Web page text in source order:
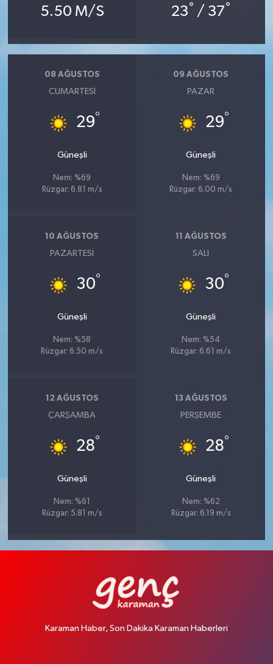
5.50 M/S 23° / 37°
08 AĞUSTOS
CUMARTESI
29°
Güneşli
Nem: %69
Rüzgar: 6.81 m/s
09 AĞUSTOS
PAZAR
29°
Güneşli
Nem: %69
Rüzgar: 6.00 m/s
10 AĞUSTOS
PAZARTESI
30°
Güneşli
Nem: %58
Rüzgar: 6.50 m/s
11 AĞUSTOS
SALI
30°
Güneşli
Nem: %54
Rüzgar: 6.61 m/s
12 AĞUSTOS
ÇARŞAMBA
28°
Güneşli
Nem: %61
Rüzgar: 5.81 m/s
13 AĞUSTOS
PERŞEMBE
28°
Güneşli
Nem: %62
Rüzgar: 6.19 m/s
Karaman Haber, Son Dakika Karaman Haberleri